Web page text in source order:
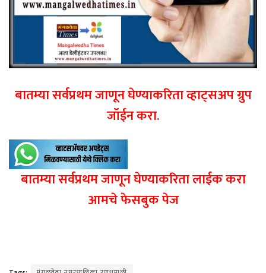
बातम्या सर्वप्रथम जाणून घेण्याकरिता व्हाट्सअप ग्रुप
जॉईन करा.
बातम्या सर्वप्रथम जाणून घेण्याकरिता लाईक करा
आमचे फेसबुक पेज